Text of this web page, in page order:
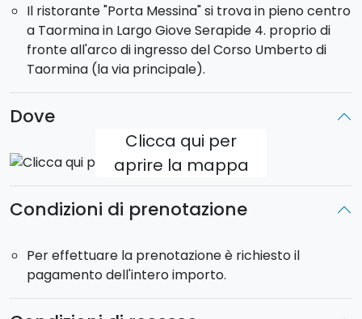
Il ristorante "Porta Messina" si trova in pieno centro
a Taormina in Largo Giove Serapide 4. proprio di
fronte all'arco di ingresso del Corso Umberto di
Taormina (la via principale).
Dove
Clicca qui per
aprire la mappa
Condizioni di prenotazione
Per effettuare la prenotazione è richiesto il
pagamento dell'intero importo.